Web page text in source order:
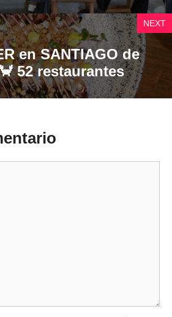
NEXT
en SANTIAGO de
52 restaurantes